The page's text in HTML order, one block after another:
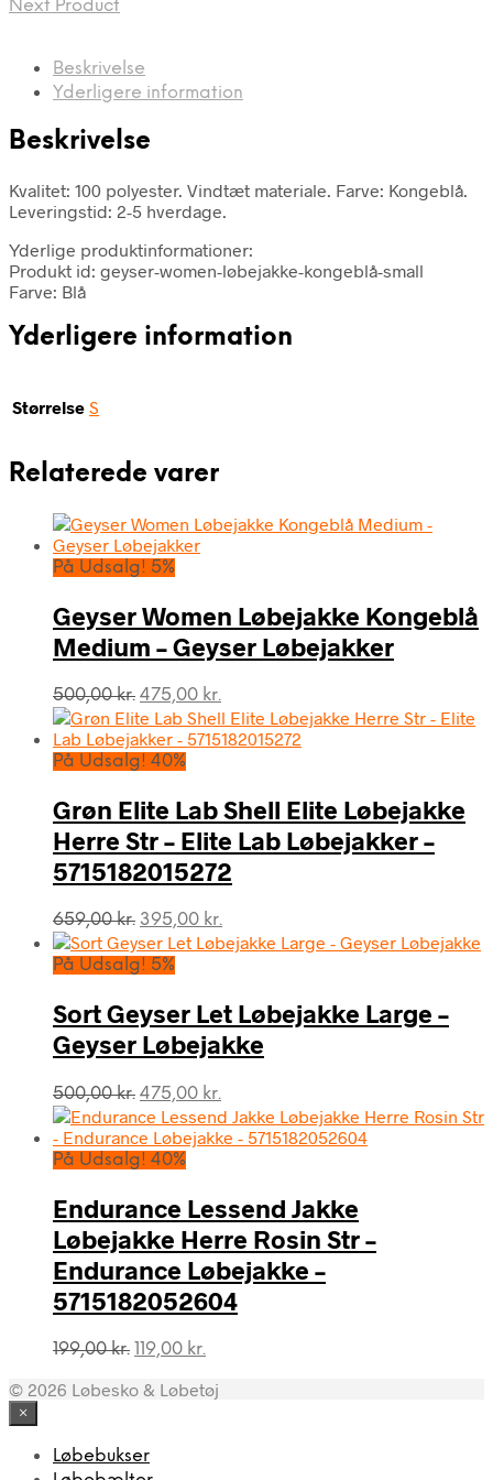
Next Product
Beskrivelse
Yderligere information
Beskrivelse
Kvalitet: 100 polyester. Vindtæt materiale. Farve: Kongeblå.
Leveringstid: 2-5 hverdage.
Yderlige produktinformationer:
Produkt id: geyser-women-løbejakke-kongeblå-small
Farve: Blå
Yderligere information
Størrelse S
Relaterede varer
På Udsalg! 5%
Geyser Women Løbejakke Kongeblå
Medium – Geyser Løbejakker
500,00kr. Den
oprindelige
pris
var:
475,00 kr.
aktuelle
pris
På Udsalg! 40%
Grøn Elite Lab Shell Elite Løbejakke
Herre Str – Elite Lab Løbejakker –
5715182015272
659,00kr. Den
oprindelige
pris
659,00 kr..
395,00 kr.
aktuelle
395,00 kr..
På Udsalg! 5%
Sort Geyser Let Løbejakke Large –
Geyser Løbejakke
500,00kr. Den
oprindelige
pris
var:
475,00 kr.
aktuelle
pris
På Udsalg! 40%
Endurance Lessend Jakke
Løbejakke Herre Rosin Str –
Endurance Løbejakke –
5715182052604
199,00kr. Den
pris
119,00 kr.
pris
© 2026 Løbesko & Løbetøj
×
Løbebukser